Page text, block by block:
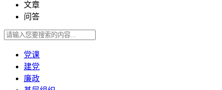
文章
问答
党课
建党
廉政